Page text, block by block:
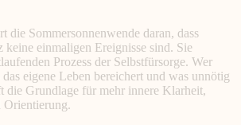
die Sommersonnenwende daran, dass
keine einmaligen Ereignisse sind. Sie
Prozess der Selbstfürsorge. Wer
eigene Leben bereichert und was unnötig
die Grundlage für mehr innere Klarheit,
Orientierung.